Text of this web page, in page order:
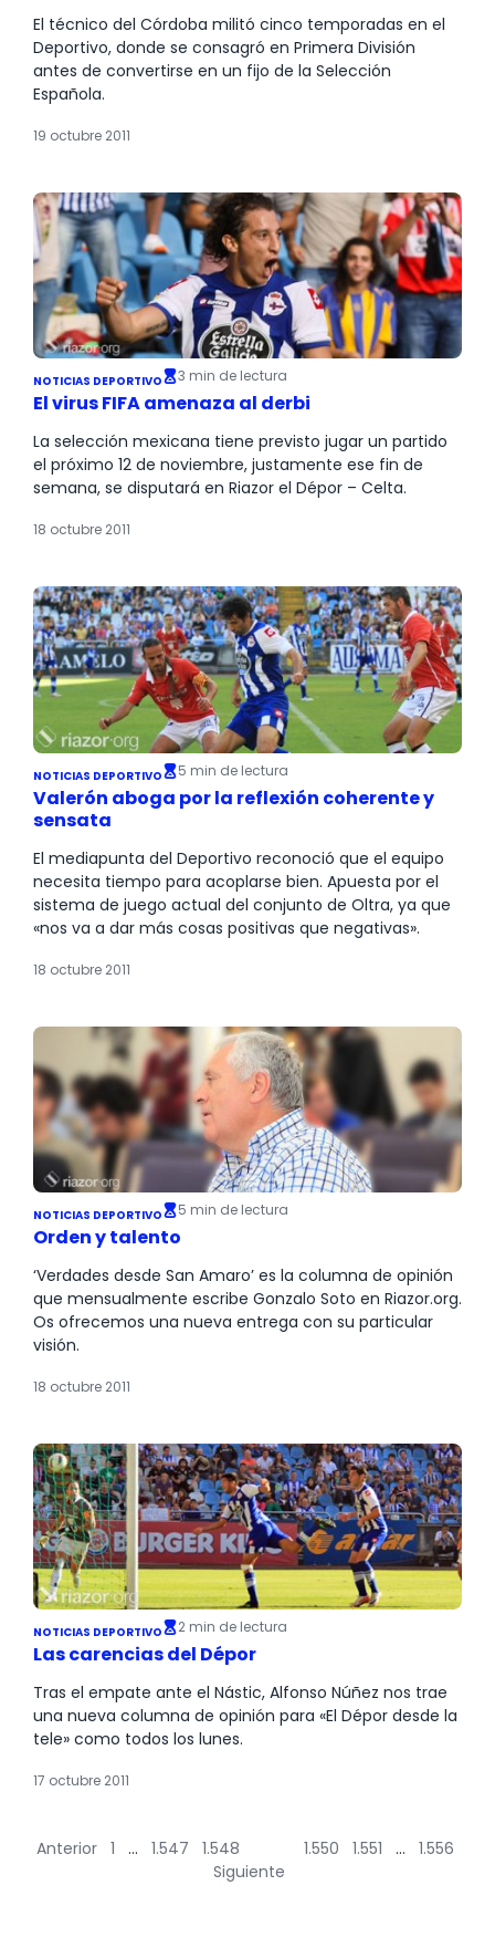
El técnico del Córdoba militó cinco temporadas en el
Deportivo, donde se consagró en Primera División
antes de convertirse en un fijo de la Selección
Española.
19 octubre 2011
NOTICIAS DEPORTIVO 3 min de lectura
El virus FIFA amenaza al derbi
La selección mexicana tiene previsto jugar un partido
el próximo 12 de noviembre, justamente ese fin de
semana, se disputará en Riazor el Dépor – Celta.
18 octubre 2011
NOTICIAS DEPORTIVO 5 min de lectura
Valerón aboga por la reflexión coherente y
sensata
El mediapunta del Deportivo reconoció que el equipo
necesita tiempo para acoplarse bien. Apuesta por el
sistema de juego actual del conjunto de Oltra, ya que
«nos va a dar más cosas positivas que negativas».
18 octubre 2011
NOTICIAS DEPORTIVO 5 min de lectura
Orden y talento
‘Verdades desde San Amaro’ es la columna de opinión
que mensualmente escribe Gonzalo Soto en Riazor.org.
Os ofrecemos una nueva entrega con su particular
visión.
18 octubre 2011
NOTICIAS DEPORTIVO 2 min de lectura
Las carencias del Dépor
Tras el empate ante el Nástic, Alfonso Núñez nos trae
una nueva columna de opinión para «El Dépor desde la
tele» como todos los lunes.
17 octubre 2011
Anterior 1 … 1.547 1.548 1.550 1.551 …
1.556
Siguiente